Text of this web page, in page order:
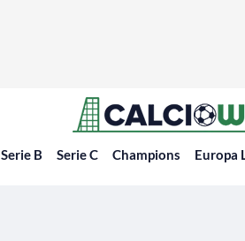
Serie B Serie C Champions Europa